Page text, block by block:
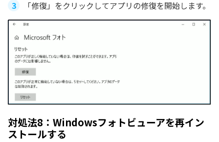
「修復」をクリックしてアプリの修復を開始します。
対処法8：Windowsフォトビューアを再イン
ストールする